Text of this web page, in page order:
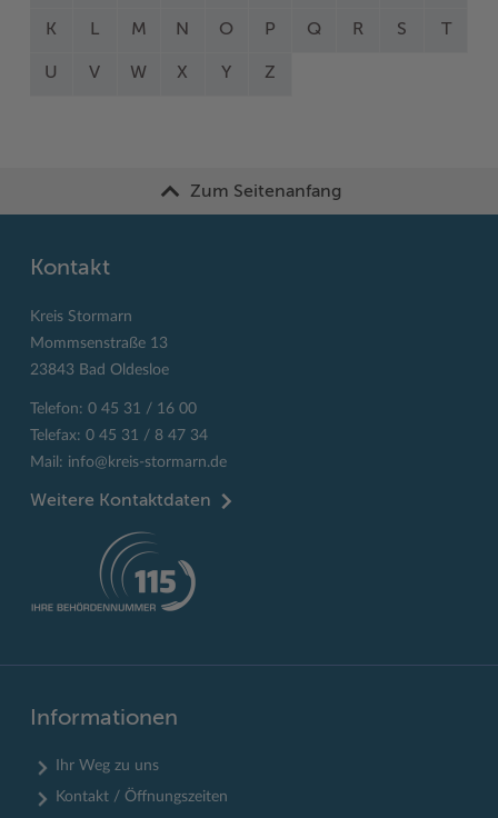
K L M N O P Q R S
U V W X Y Z
Zum Seitenanfang
Kontakt
Kreis Stormarn
Mommsenstraße 13
23843 Bad Oldesloe
Telefon: 0 45 31 / 16 00
Telefax: 0 45 31 / 8 47 34
Mail: info@kreis-stormarn.de
Weitere Kontaktdaten
Informationen
Ihr Weg zu uns
Kontakt / Öffnungszeiten